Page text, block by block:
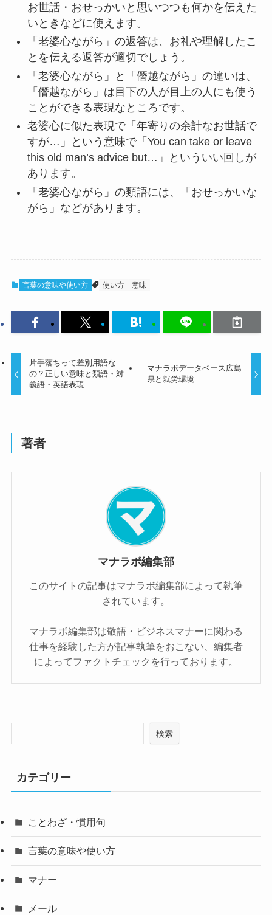
お世話・おせっかいと思いつつも何かを伝えた
いときなどに使えます。
「老婆心ながら」の返答は、お礼や理解したこ
とを伝える返答が適切でしょう。
「老婆心ながら」と「僭越ながら」の違いは、
「僭越ながら」は目下の人が目上の人にも使う
ことができる表現なところです。
老婆心に似た表現で「年寄りの余計なお世話で
すが…」という意味で「You can take or leave
this old man’s advice but…」といういい回しが
あります。
「老婆心ながら」の類語には、「おせっかいな
がら」などがあります。
言葉の意味や使い方 使い方 意味
片手落ちって差別用語な
の？正しい意味と類語・対
義語・英語表現
マナラボデータベース広島
県と就労環境
著者
マナラボ編集部
このサイトの記事はマナラボ編集部によって執筆
されています。
マナラボ編集部は敬語・ビジネスマナーに関わる
仕事を経験した方が記事執筆をおこない、編集者
によってファクトチェックを行っております。
検索
カテゴリー
ことわざ・慣用句
言葉の意味や使い方
マナー
メール